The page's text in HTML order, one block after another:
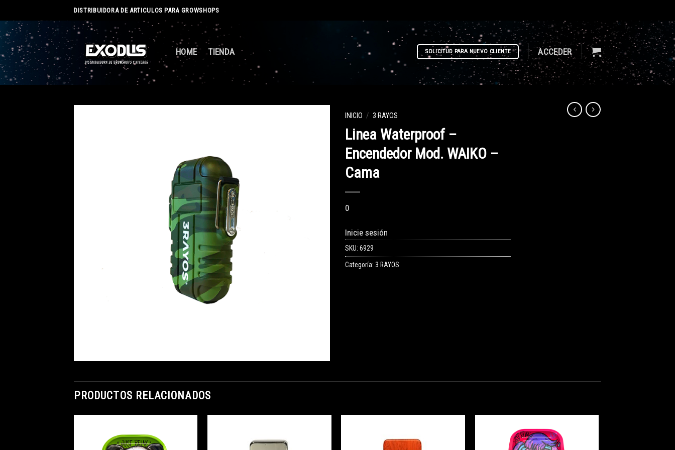
to
content
DISTRIBUIDORA DE ARTICULOS PARA GROWSHOPS
HOME TIENDA SOLICITUD PARA NUEVO CLIENTE ACCEDER
INICIO / 3 RAYOS
Linea Waterproof –
Encendedor Mod. WAIKO –
Cama
0
Inicie sesión
SKU: 6929
Categoría: 3 RAYOS
PRODUCTOS RELACIONADOS